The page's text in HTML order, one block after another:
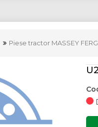
Piese tractor MASSEY